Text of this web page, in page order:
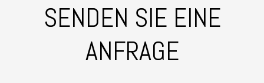
SENDEN SIE EINE
ANFRAGE